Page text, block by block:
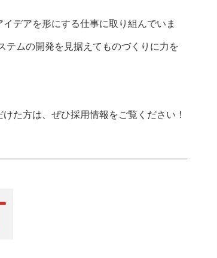
デアを形にする仕事に取り組んでいま
テムの開発を見据えてものづくりに力を
た方は、ぜひ採用情報をご覧ください！